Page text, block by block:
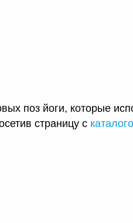
поз йоги, которые
страницу с